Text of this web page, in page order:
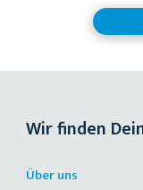
Wir finden
Über uns